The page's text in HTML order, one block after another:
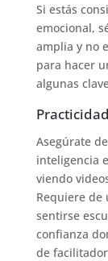
Si estás
emocional,
amplia y no
para hacer
algunas
Practicidad
Asegúrate
inteligencia
viendo
Requiere de
sentirse
confianza
de